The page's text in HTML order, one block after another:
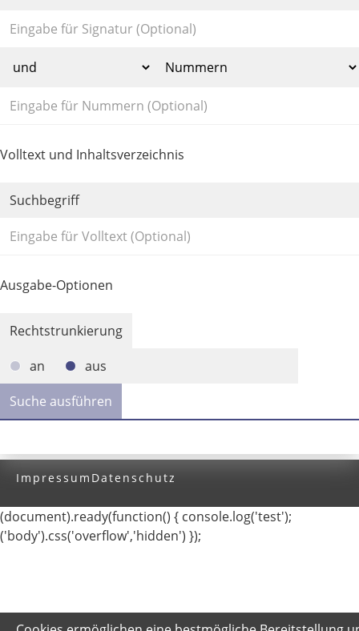
Volltext und Inhaltsverzeichnis
Suchbegriff
Ausgabe-Optionen
Rechtstrunkierung
an
aus
Impressum Datenschutz
(document).ready(function() { console.log('test');
('body').css('overflow','hidden') });